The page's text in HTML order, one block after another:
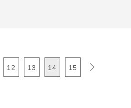
12 13 14 15